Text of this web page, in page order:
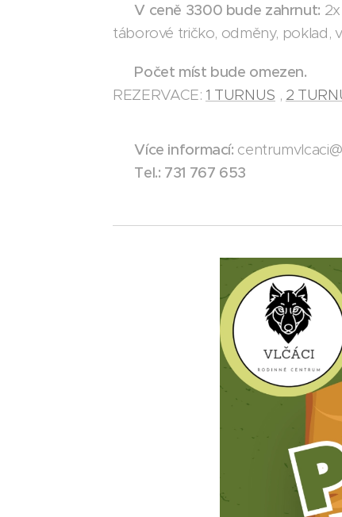
🧃V ceně 3300 bude zahrnut:
táborové tričko, odměny, poklad,
Počet míst bude omezen.
REZERVACE: 1 TURNUS , 2
📧Více informací:
Tel.: 731 767 653